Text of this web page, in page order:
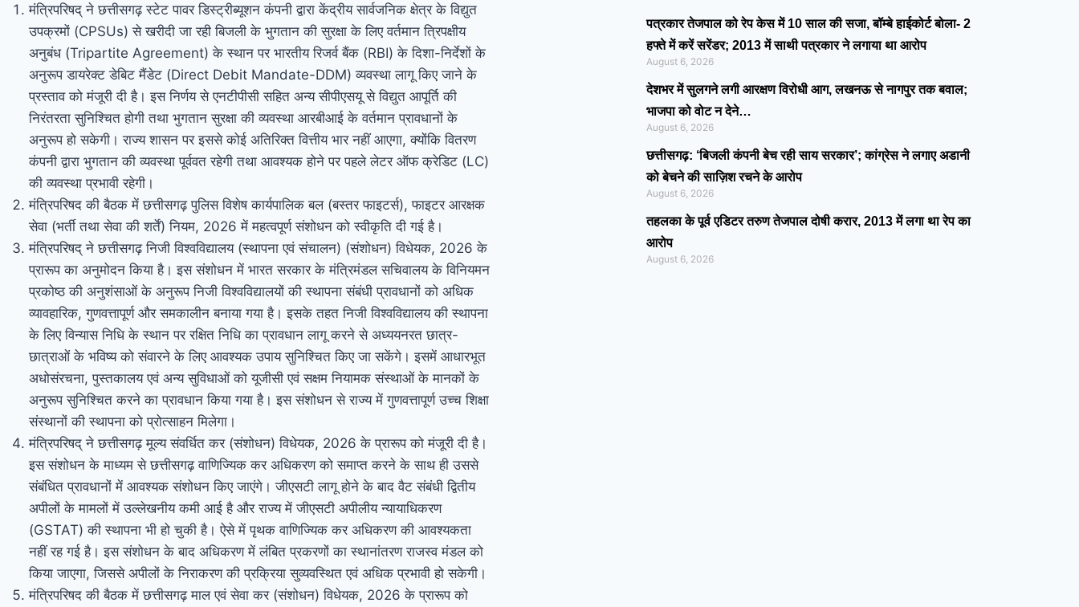
मंत्रिपरिषद् ने छत्तीसगढ़ स्टेट पावर डिस्ट्रीब्यूशन कंपनी द्वारा केंद्रीय सार्वजनिक क्षेत्र के विद्युत
उपक्रमों (CPSUs) से खरीदी जा रही बिजली के भुगतान की सुरक्षा के लिए वर्तमान त्रिपक्षीय
अनुबंध (Tripartite Agreement) के स्थान पर भारतीय रिजर्व बैंक (RBI) के दिशा-निर्देशों के
अनुरूप डायरेक्ट डेबिट मैंडेट (Direct Debit Mandate-DDM) व्यवस्था लागू किए जाने के
प्रस्ताव को मंजूरी दी है। इस निर्णय से एनटीपीसी सहित अन्य सीपीएसयू से विद्युत आपूर्ति की
निरंतरता सुनिश्चित होगी तथा भुगतान सुरक्षा की व्यवस्था आरबीआई के वर्तमान प्रावधानों के
अनुरूप हो सकेगी। राज्य शासन पर इससे कोई अतिरिक्त वित्तीय भार नहीं आएगा, क्योंकि वितरण
कंपनी द्वारा भुगतान की व्यवस्था पूर्ववत रहेगी तथा आवश्यक होने पर पहले लेटर ऑफ क्रेडिट (LC)
की व्यवस्था प्रभावी रहेगी।
मंत्रिपरिषद की बैठक में छत्तीसगढ़ पुलिस विशेष कार्यपालिक बल (बस्तर फाइटर्स), फाइटर आरक्षक
सेवा (भर्ती तथा सेवा की शर्तें) नियम, 2026 में महत्वपूर्ण संशोधन को स्वीकृति दी गई है।
मंत्रिपरिषद् ने छत्तीसगढ़ निजी विश्वविद्यालय (स्थापना एवं संचालन) (संशोधन) विधेयक, 2026 के
प्रारूप का अनुमोदन किया है। इस संशोधन में भारत सरकार के मंत्रिमंडल सचिवालय के विनियमन
प्रकोष्ठ की अनुशंसाओं के अनुरूप निजी विश्वविद्यालयों की स्थापना संबंधी प्रावधानों को अधिक
व्यावहारिक, गुणवत्तापूर्ण और समकालीन बनाया गया है। इसके तहत निजी विश्वविद्यालय की स्थापना
के लिए विन्यास निधि के स्थान पर रक्षित निधि का प्रावधान लागू करने से अध्ययनरत छात्र-
छात्राओं के भविष्य को संवारने के लिए आवश्यक उपाय सुनिश्चित किए जा सकेंगे। इसमें आधारभूत
अधोसंरचना, पुस्तकालय एवं अन्य सुविधाओं को यूजीसी एवं सक्षम नियामक संस्थाओं के मानकों के
अनुरूप सुनिश्चित करने का प्रावधान किया गया है। इस संशोधन से राज्य में गुणवत्तापूर्ण उच्च शिक्षा
संस्थानों की स्थापना को प्रोत्साहन मिलेगा।
मंत्रिपरिषद् ने छत्तीसगढ़ मूल्य संवर्धित कर (संशोधन) विधेयक, 2026 के प्रारूप को मंजूरी दी है।
इस संशोधन के माध्यम से छत्तीसगढ़ वाणिज्यिक कर अधिकरण को समाप्त करने के साथ ही उससे
संबंधित प्रावधानों में आवश्यक संशोधन किए जाएंगे। जीएसटी लागू होने के बाद वैट संबंधी द्वितीय
अपीलों के मामलों में उल्लेखनीय कमी आई है और राज्य में जीएसटी अपीलीय न्यायाधिकरण
(GSTAT) की स्थापना भी हो चुकी है। ऐसे में पृथक वाणिज्यिक कर अधिकरण की आवश्यकता
नहीं रह गई है। इस संशोधन के बाद अधिकरण में लंबित प्रकरणों का स्थानांतरण राजस्व मंडल को
किया जाएगा, जिससे अपीलों के निराकरण की प्रक्रिया सुव्यवस्थित एवं अधिक प्रभावी हो सकेगी।
मंत्रिपरिषद की बैठक में छत्तीसगढ़ माल एवं सेवा कर (संशोधन) विधेयक, 2026 के प्रारूप को
पत्रकार तेजपाल को रेप केस में 10 साल की सजा, बॉम्बे हाईकोर्ट बोला- 2
हफ्ते में करें सरेंडर; 2013 में साथी पत्रकार ने लगाया था आरोप
August 6, 2026
देशभर में सुलगने लगी आरक्षण विरोधी आग, लखनऊ से नागपुर तक बवाल;
भाजपा को वोट न देने…
August 6, 2026
छत्तीसगढ़: ‘बिजली कंपनी बेच रही साय सरकार’; कांग्रेस ने लगाए अडानी
को बेचने की साज़िश रचने के आरोप
August 6, 2026
तहलका के पूर्व एडिटर तरुण तेजपाल दोषी करार, 2013 में लगा था रेप का
आरोप
August 6, 2026